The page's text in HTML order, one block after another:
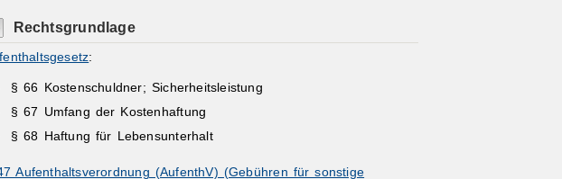
Rechtsgrundlage
:
§ 66 Kostenschuldner; Sicherheitsleistung
§ 67 Umfang der Kostenhaftung
§ 68 Haftung für Lebensunterhalt
Aufenthaltsverordnung (AufenthV) (Gebühren für sonstige